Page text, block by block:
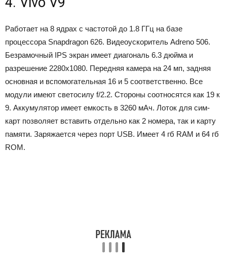
Работает на 8 ядрах с частотой до 1.8 ГГц на базе
процессора Snapdragon 626. Видеоускоритель Adreno 506.
Безрамочный IPS экран имеет диагональ 6.3 дюйма и
разрешение 2280х1080. Передняя камера на 24 мп, задняя
основная и вспомогательная 16 и 5 соответственно. Все
модули имеют светосилу f/2.2. Стороны соотносятся как 19 к
9. Аккумулятор имеет емкость в 3260 мАч. Лоток для сим-
карт позволяет вставить отдельно как 2 номера, так и карту
памяти. Заряжается через порт USB. Имеет 4 гб RAM и 64 гб
ROM.